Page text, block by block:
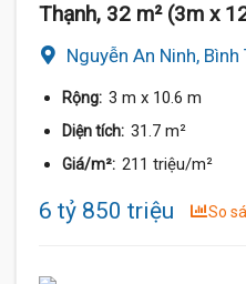
Thạnh, 32 m² (3m x
Nguyễn An Ninh,
Rộng: 3 m x 10.6 m
Diện tích: 31.7 m²
Giá/m²: 211 triệu/m²
6 tỷ 850 triệu So